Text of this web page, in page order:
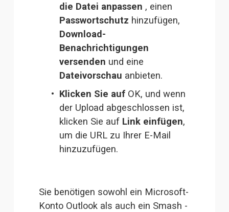
die Datei anpassen
Passwortschutz
Download-
Benachrichtigungen
versenden
Dateivorschau anbieten.
Klicken Sie auf OK, und wenn
der Upload abgeschlossen ist,
klicken Sie auf Link einfügen,
um die URL zu Ihrer E-Mail
hinzuzufügen.
Sie benötigen sowohl ein Microsoft-
Konto Outlook als auch ein Smash -